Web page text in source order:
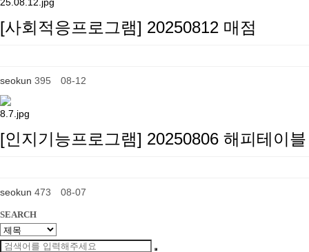
[사회적응프로그램] 20250812 매점
seokun 395 08-12
[인지기능프로그램] 20250806 해피테이블
seokun 473 08-07
SEARCH